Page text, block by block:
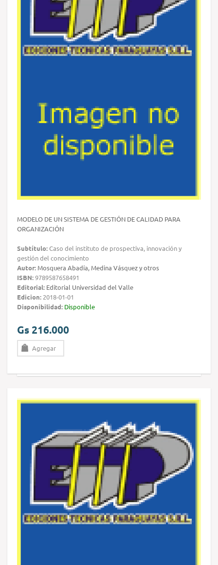
MODELO DE UN SISTEMA DE GESTIÓN DE CALIDAD PARA
ORGANIZACIÓN
Subtítulo:Caso del instituto de prospectiva, innovación y
gestión del conocimiento
Autor: Mosquera Abadía, Medina Vásquez y otros
ISBN:9789587658491
Editorial: Editorial Universidad del Valle
Edicion: 2018-01-01
Disponibilidad: Disponible
Gs 216.000
Agregar